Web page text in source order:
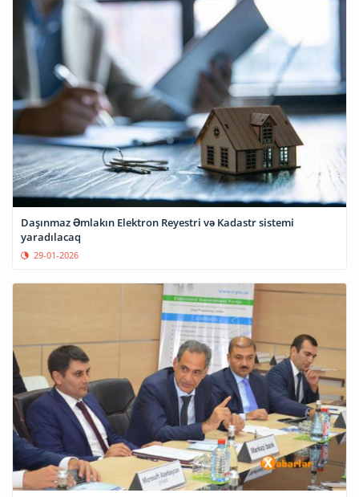
Daşınmaz Əmlakın Elektron Reyestri və Kadastr sistemi
yaradılacaq
29-01-2026